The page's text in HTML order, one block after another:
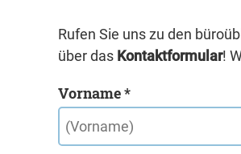
Rufen Sie uns zu den
über das Kontaktformular!
Vorname *